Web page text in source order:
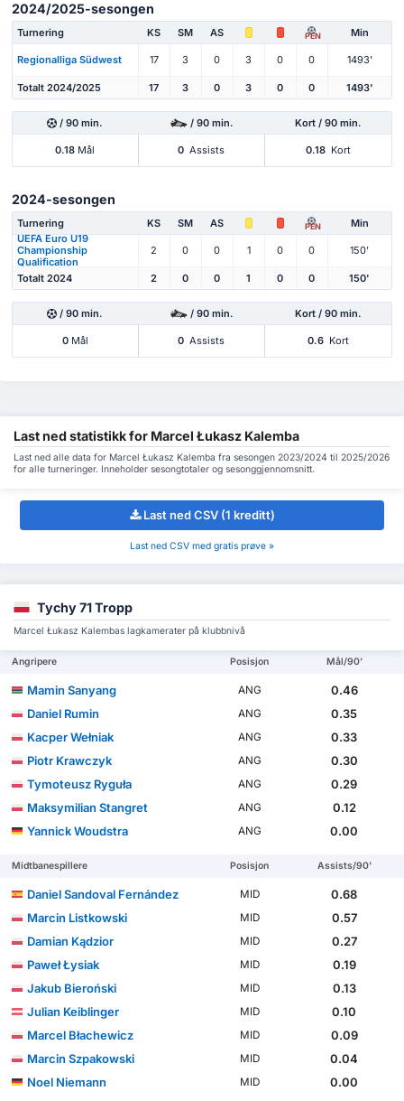
2024/2025-sesongen
Turnering KS SM AS PEN Min
Regionalliga Südwest 17 3 0 3 0 0 1493'
Totalt 2024/2025 17 3 0 3 0 0 1493'
/ 90 min. / 90 min. Kort / 90 min.
0.18 Mål 0 Assists 0.18 Kort
2024-sesongen
Turnering KS SM AS PEN
Min
UEFA Euro U19
Championship
Qualification
2 0 0 1 0 0 150'
Totalt 2024 2 0 0 1 0 0 150'
/ 90 min. / 90 min. Kort / 90 min.
0Mål 0 Assists 0.6 Kort
Last ned statistikk for Marcel Łukasz Kalemba
Last ned alle data for Marcel Łukasz Kalemba fra sesongen 2023/2024 til 2025/2026
for alle turneringer. Inneholder sesongtotaler og sesonggjennomsnitt.
Last ned CSV (1 kreditt)
Last ned CSV med gratis prøve »
Tychy 71 Tropp
Marcel Łukasz Kalembas lagkamerater på klubbnivå
Angripere Posisjon Mål/90'
Mamin Sanyang ANG
0.46
Daniel Rumin
ANG
0.35
Kacper Wełniak
ANG
0.33
Piotr Krawczyk
ANG
0.30
Tymoteusz Ryguła
ANG
0.29
Maksymilian Stangret
ANG
0.12
Yannick Woudstra
ANG 0.00
Midtbanespillere Posisjon Assists/90'
Daniel Sandoval Fernández MID
0.68
Marcin Listkowski
MID
0.57
Damian Kądzior
MID
0.27
Paweł Łysiak
MID
0.19
Jakub Bieroński
MID
0.13
Julian Keiblinger
MID
0.10
Marcel Błachewicz
MID
0.09
Marcin Szpakowski
MID
0.04
Noel Niemann
MID
0.00